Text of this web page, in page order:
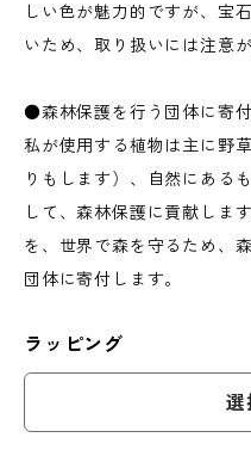
しい色が魅力的ですが、宝
いため、取り扱いには注意が
●森林保護を行う団体に寄
私が使用する植物は主に野
りもします）、自然にある
して、森林保護に貢献しま
を、世界で森を守るため、
団体に寄付します。
ラッピング
選